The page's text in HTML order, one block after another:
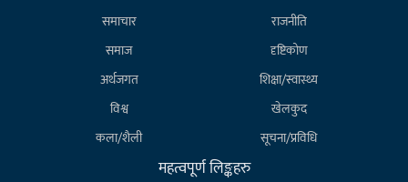
समाचार
राजनीति
समाज
दृष्टिकोण
अर्थजगत
शिक्षा/स्वास्थ्य
विश्व
खेलकुद
कला/शैली
सूचना/प्रविधि
महत्वपूर्ण लिङ्कहरु